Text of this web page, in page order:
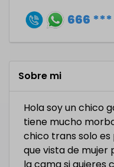
666
Sobre mi
Hola soy un chico
tiene mucho
chico trans solo
que vista de mujer